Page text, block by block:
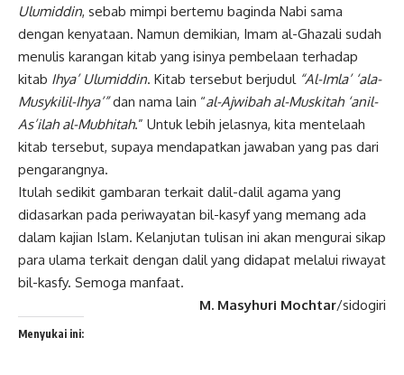
Ulumiddin, sebab mimpi bertemu baginda Nabi sama
dengan kenyataan. Namun demikian, Imam al-Ghazali sudah
menulis karangan kitab yang isinya pembelaan terhadap
kitab Ihya’ Ulumiddin. Kitab tersebut berjudul “Al-Imla’ ‘ala-
Musykilil-Ihya’”dan nama lain “al-Ajwibah al-Muskitah ‘anil-
As’ilah al-Mubhitah.” Untuk lebih jelasnya, kita mentelaah
kitab tersebut, supaya mendapatkan jawaban yang pas dari
pengarangnya.
Itulah sedikit gambaran terkait dalil-dalil agama yang
didasarkan pada periwayatan bil-kasyf yang memang ada
dalam kajian Islam. Kelanjutan tulisan ini akan mengurai sikap
para ulama terkait dengan dalil yang didapat melalui riwayat
bil-kasfy. Semoga manfaat.
M. Masyhuri Mochtar/sidogiri
Menyukai ini: